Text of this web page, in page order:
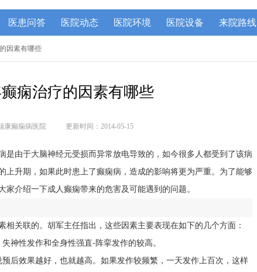
医患问答 医院动态 医院环境 医院设备 来院路线
因素有哪些
痫治疗的因素有哪些
康癫痫病医院 更新时间：2014-05-15
是由于大脑神经元受损而异常放电导致的，如今很多人都受到了该病
上升期，如果此时患上了癫痫病，造成的影响将更为严重。为了能够
家介绍一下成人癫痫带来的危害及可能遇到的问题。
相关联的。胡军主任指出，这些因素主要表现在如下的几个方面：
神性发作和全身性强直-阵挛发作的较高。
后效果越好，也就越高。如果发作较频繁，一天发作上百次，这样